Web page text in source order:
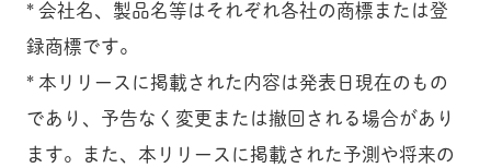
* 会社名、製品名等はそれぞれ各社の商標または登
録商標です。
* 本リリースに掲載された内容は発表日現在のもの
であり、予告なく変更または撤回される場合があり
ます。また、本リリースに掲載された予測や将来の